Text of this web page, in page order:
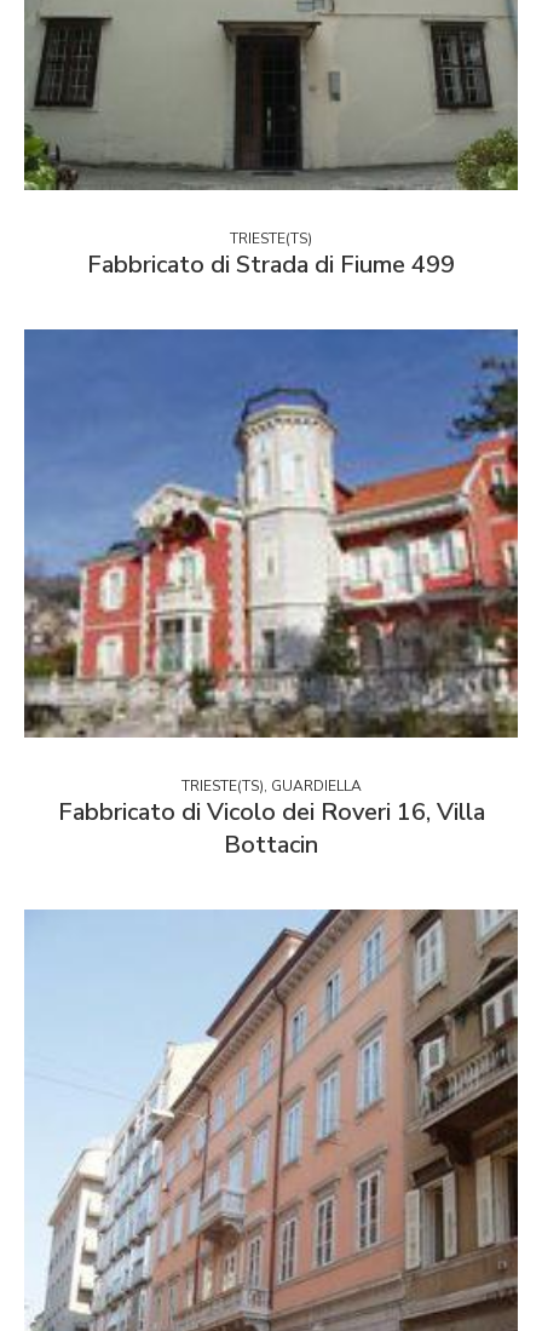
TRIESTE(TS)
Fabbricato di Strada di Fiume 499
TRIESTE(TS), GUARDIELLA
Fabbricato di Vicolo dei Roveri 16, Villa
Bottacin